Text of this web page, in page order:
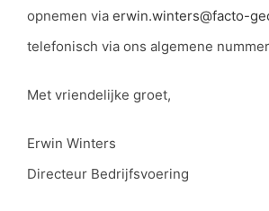
opnemen via erwin.winters@facto-
telefonisch via ons algemene
Met vriendelijke groet,
Erwin Winters
Directeur Bedrijfsvoering